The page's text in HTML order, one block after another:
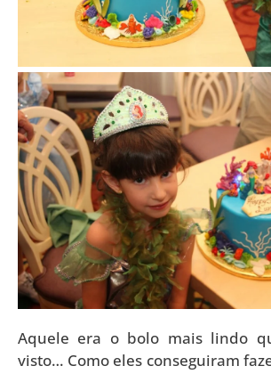
Aquele era o bolo mais lindo
visto… Como eles conseguiram